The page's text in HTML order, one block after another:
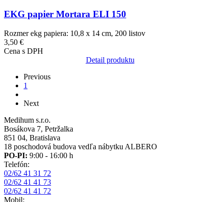
EKG papier Mortara ELI 150
Rozmer ekg papiera: 10,8 x 14 cm, 200 listov
3,50 €
Cena s DPH
Detail produktu
Pagination
Previous
page
Previous
Aktuálna
1
Ďalšia
Next
Medihum s.r.o.
Bosákova 7, Petržalka
851 04, Bratislava
18 poschodová budova vedľa nábytku ALBERO
PO-PI: 9:00 - 16:00 h
Telefón:
02/62 41 31 72
02/62 41 41 73
02/62 41 41 72
Mobil: